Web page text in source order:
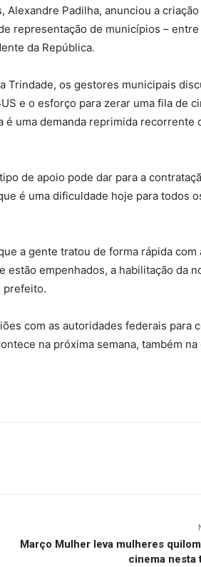
Padilha, anunciou a criação
representação de municípios – entre
da República.
Trindade, os gestores municipais
e o esforço para zerar uma fila de
é uma demanda reprimida recorrente
de apoio pode dar para a
é uma dificuldade hoje para todos
a gente tratou de forma rápida com
empenhados, a habilitação da
prefeito.
com as autoridades federais para
na próxima semana, também na
Março Mulher leva mulheres
cinema nesta